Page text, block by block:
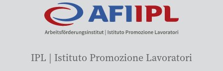
IPL | Istituto Promozione Lavoratori